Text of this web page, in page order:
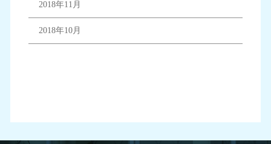
2018年11月
2018年10月